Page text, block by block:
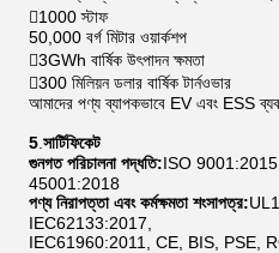
1000 স্টাফ
50,000 বর্গ মিটার ওয়ার্কশপ
3GWh বার্ষিক উৎপাদন ক্ষমতা
300 মিলিয়ন ডলার বার্ষিক টার্নওভার
আমাদের পণ্য ব্যাপকভাবে EV এবং ESS
5 সার্টিফিকেট
গুনগত পরিচালনা পদ্ধতি:ISO
45001:2018
পণ্য নিরাপত্তা এবং কর্মক্ষমতা শংসাপত্র:
IEC62133:2017,
IEC61960:2011, CE, BIS, PSE,